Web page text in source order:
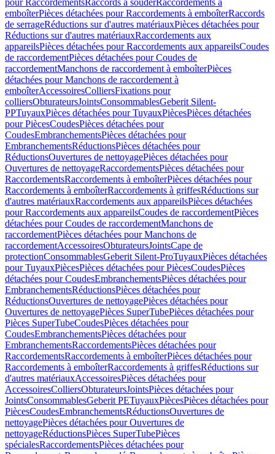
pour RaccordementsRaccords à souderRaccordements à
emboîterPièces détachées pour Raccordements à emboîterRaccords
de serrageRéductions sur d'autres matériauxPièces détachées pour
Réductions sur d'autres matériauxRaccordements aux
appareilsPièces détachées pour Raccordements aux appareilsCoudes
de raccordementPièces détachées pour Coudes de
raccordementManchons de raccordement à emboîterPièces
détachées pour Manchons de raccordement à
emboîterAccessoiresColliersFixations pour
colliersObturateursJointsConsommablesGeberit Silent-
PPTuyauxPièces détachées pour TuyauxPiècesPièces détachées
pour PiècesCoudesPièces détachées pour
CoudesEmbranchementsPièces détachées pour
EmbranchementsRéductionsPièces détachées pour
RéductionsOuvertures de nettoyagePièces détachées pour
Ouvertures de nettoyageRaccordementsPièces détachées pour
RaccordementsRaccordements à emboîterPièces détachées pour
Raccordements à emboîterRaccordements à griffesRéductions sur
d'autres matériauxRaccordements aux appareilsPièces détachées
pour Raccordements aux appareilsCoudes de raccordementPièces
détachées pour Coudes de raccordementManchons de
raccordementPièces détachées pour Manchons de
raccordementAccessoiresObturateursJointsCape de
protectionConsommablesGeberit Silent-ProTuyauxPièces détachées
pour TuyauxPiècesPièces détachées pour PiècesCoudesPièces
détachées pour CoudesEmbranchementsPièces détachées pour
EmbranchementsRéductionsPièces détachées pour
RéductionsOuvertures de nettoyagePièces détachées pour
Ouvertures de nettoyagePièces SuperTubePièces détachées pour
Pièces SuperTubeCoudesPièces détachées pour
CoudesEmbranchementsPièces détachées pour
EmbranchementsRaccordementsPièces détachées pour
RaccordementsRaccordements à emboîterPièces détachées pour
Raccordements à emboîterRaccordements à griffesRéductions sur
d'autres matériauxAccessoiresPièces détachées pour
AccessoiresColliersObturateursJointsPièces détachées pour
JointsConsommablesGeberit PETuyauxPiècesPièces détachées pour
PiècesCoudesEmbranchementsRéductionsOuvertures de
nettoyagePièces détachées pour Ouvertures de
nettoyageRéductionsPièces SuperTubePièces
spécialesRaccordementsPièces détachées pour